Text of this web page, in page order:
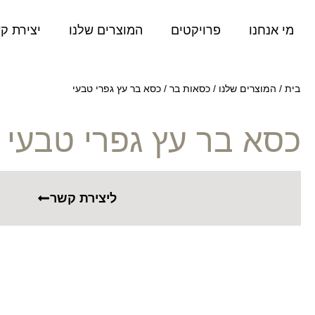
מי אנחנו פרויקטים המוצרים שלנו יצירת
בית / המוצרים שלנו / כסאות בר / כסא בר עץ גפרי טבעי
כסא בר עץ גפרי טבעי
ליצירת קשר